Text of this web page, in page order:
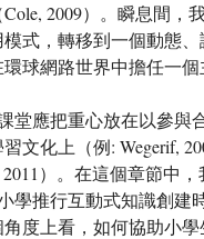
2009）。瞬息間，
式，轉移到一個動態
球網路世界中擔任一
堂應把重心放在以參與
文化上（例: Wegerif,
2011）。在這個章節中
學推行互動式知識創建
度上看，如何協助小